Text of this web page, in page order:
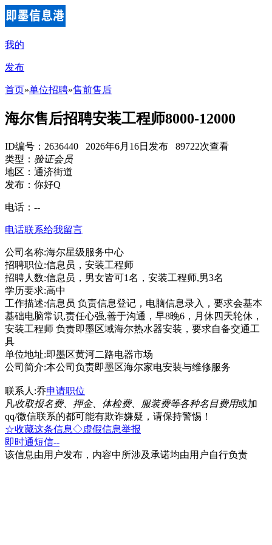
我的
发布
首页»单位招聘»售前售后
海尔售后招聘安装工程师8000-12000
ID编号：2636440 2026年6月16日发布 89722次查看
类型： 验证会员
地区：通济街道
发布：你好Q
电话： --
电话联系给我留言
公司名称:海尔星级服务中心
招聘职位:信息员，安装工程师
招聘人数:信息员，男女皆可1名，安装工程师,男3名
学历要求:高中
工作描述:信息员 负责信息登记，电脑信息录入，要求会基本
基础电脑常识,责任心强,善于沟通，早8晚6，月休四天轮休，
安装工程师 负责即墨区域海尔热水器安装，要求自备交通工
具
单位地址:即墨区黄河二路电器市场
公司简介:本公司负责即墨区海尔家电安装与维修服务
联系人:乔申请职位
凡收取报名费、押金、体检费、服装费等各种名目费用或加
qq/微信联系的都可能有欺诈嫌疑，请保持警惕！
☆收藏这条信息◇虚假信息举报
即时通短信--
该信息由用户发布，内容中所涉及承诺均由用户自行负责